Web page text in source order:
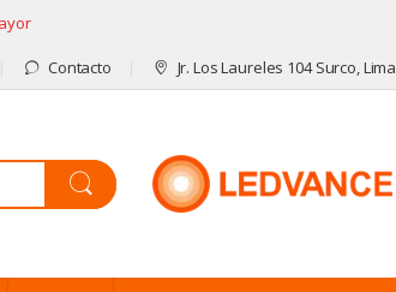
Contacto Jr. Los Laureles 104 Surco, Lima